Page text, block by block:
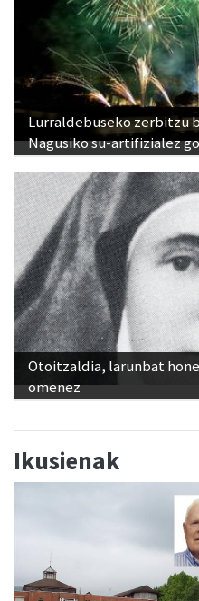
Lurraldebuseko zerbitzu
Nagusiko su-artifizialez
Otoitzaldia, larunbat
omenez
Ikusienak